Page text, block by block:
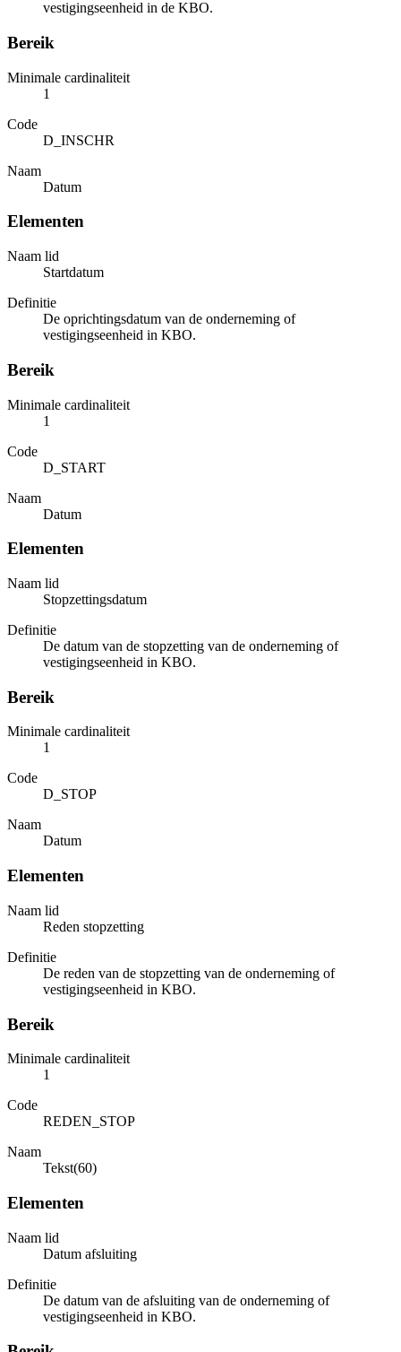
vestigingseenheid in de KBO.
Bereik
Minimale cardinaliteit
1
Code
D_INSCHR
Naam
Datum
Elementen
Naam lid
Startdatum
Definitie
De oprichtingsdatum van de onderneming of
vestigingseenheid in KBO.
Bereik
Minimale cardinaliteit
1
Code
D_START
Naam
Datum
Elementen
Naam lid
Stopzettingsdatum
Definitie
De datum van de stopzetting van de onderneming of
vestigingseenheid in KBO.
Bereik
Minimale cardinaliteit
1
Code
D_STOP
Naam
Datum
Elementen
Naam lid
Reden stopzetting
Definitie
De reden van de stopzetting van de onderneming of
vestigingseenheid in KBO.
Bereik
Minimale cardinaliteit
1
Code
REDEN_STOP
Naam
Tekst(60)
Elementen
Naam lid
Datum afsluiting
Definitie
De datum van de afsluiting van de onderneming of
vestigingseenheid in KBO.